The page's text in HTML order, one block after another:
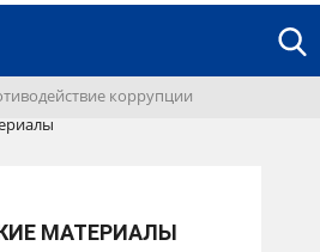
коррупции
МАТЕРИАЛЫ